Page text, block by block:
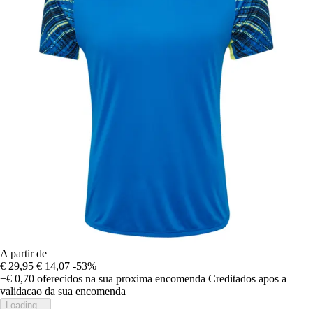
A partir de
€ 29,95 € 14,07 -53%
+€ 0,70 oferecidos na sua proxima encomenda Creditados apos a
validacao da sua encomenda
Loading...